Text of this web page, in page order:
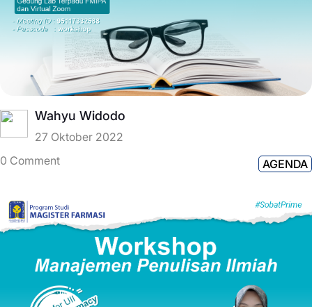
Wahyu Widodo
27 Oktober 2022
0 Comment
AGENDA